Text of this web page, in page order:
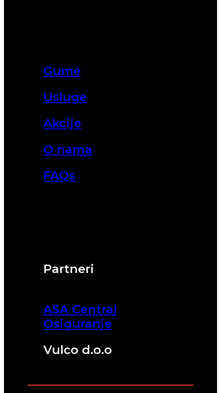
Partneri
ASA Central
Osiguranje
Vulco d.o.o
Gume
Usluge
Akcije
O nama
FAQs